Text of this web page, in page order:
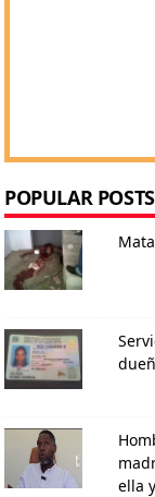
POPULAR POSTS
ella